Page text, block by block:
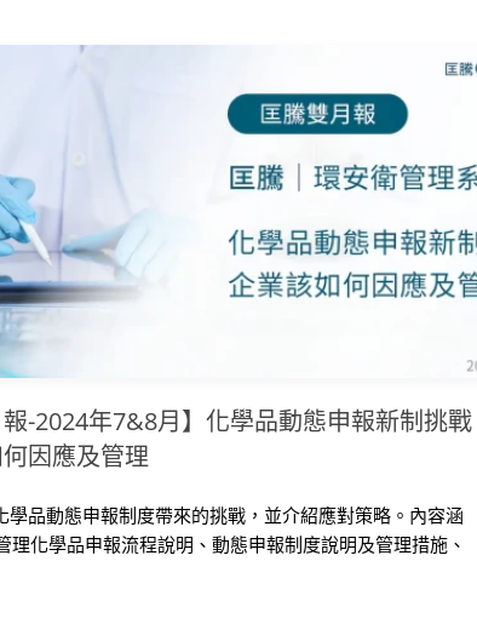
報-2024年7&8月】化學品動態申報新制挑戰
因應及管理
學品動態申報制度帶來的挑戰，並介紹應對策略。內容涵
理化學品申報流程說明、動態申報制度說明及管理措施、
ESG管理中的應用，以及匡騰化學品管理系統及SDS編寫